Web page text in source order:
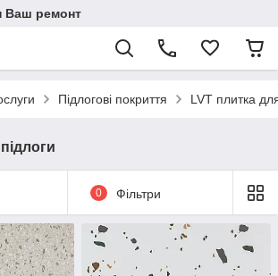
Ваш ремонт
Підлогові покриття LVT плитка
0 Фільтри